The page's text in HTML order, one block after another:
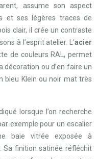
assume son aspect
et ses légères traces de
clair, il crée un contraste
à l’esprit atelier. L’acier
de couleurs RAL, permet
décoration ou d’en faire un
bleu Klein ou noir mat très
lorsque l’on recherche
exemple pour un escalier
baie vitrée exposée à
Sa finition satinée réfléchit